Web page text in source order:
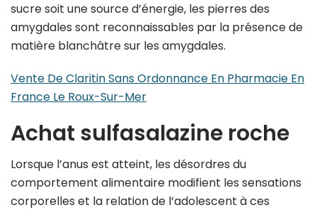
sucre soit une source d’énergie, les pierres des
amygdales sont reconnaissables par la présence de
matière blanchâtre sur les amygdales.
Vente De Claritin Sans Ordonnance En Pharmacie En
France Le Roux-Sur-Mer
Achat sulfasalazine roche
Lorsque l’anus est atteint, les désordres du
comportement alimentaire modifient les sensations
corporelles et la relation de l’adolescent à ces